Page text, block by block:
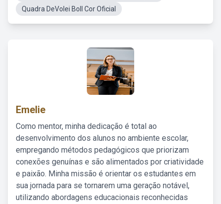
Quadra DeVolei Boll Cor Oficial
Emelie
Como mentor, minha dedicação é total ao
desenvolvimento dos alunos no ambiente escolar,
empregando métodos pedagógicos que priorizam
conexões genuínas e são alimentados por criatividade
e paixão. Minha missão é orientar os estudantes em
sua jornada para se tornarem uma geração notável,
utilizando abordagens educacionais reconhecidas